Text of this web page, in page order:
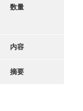
数量
内容
摘要